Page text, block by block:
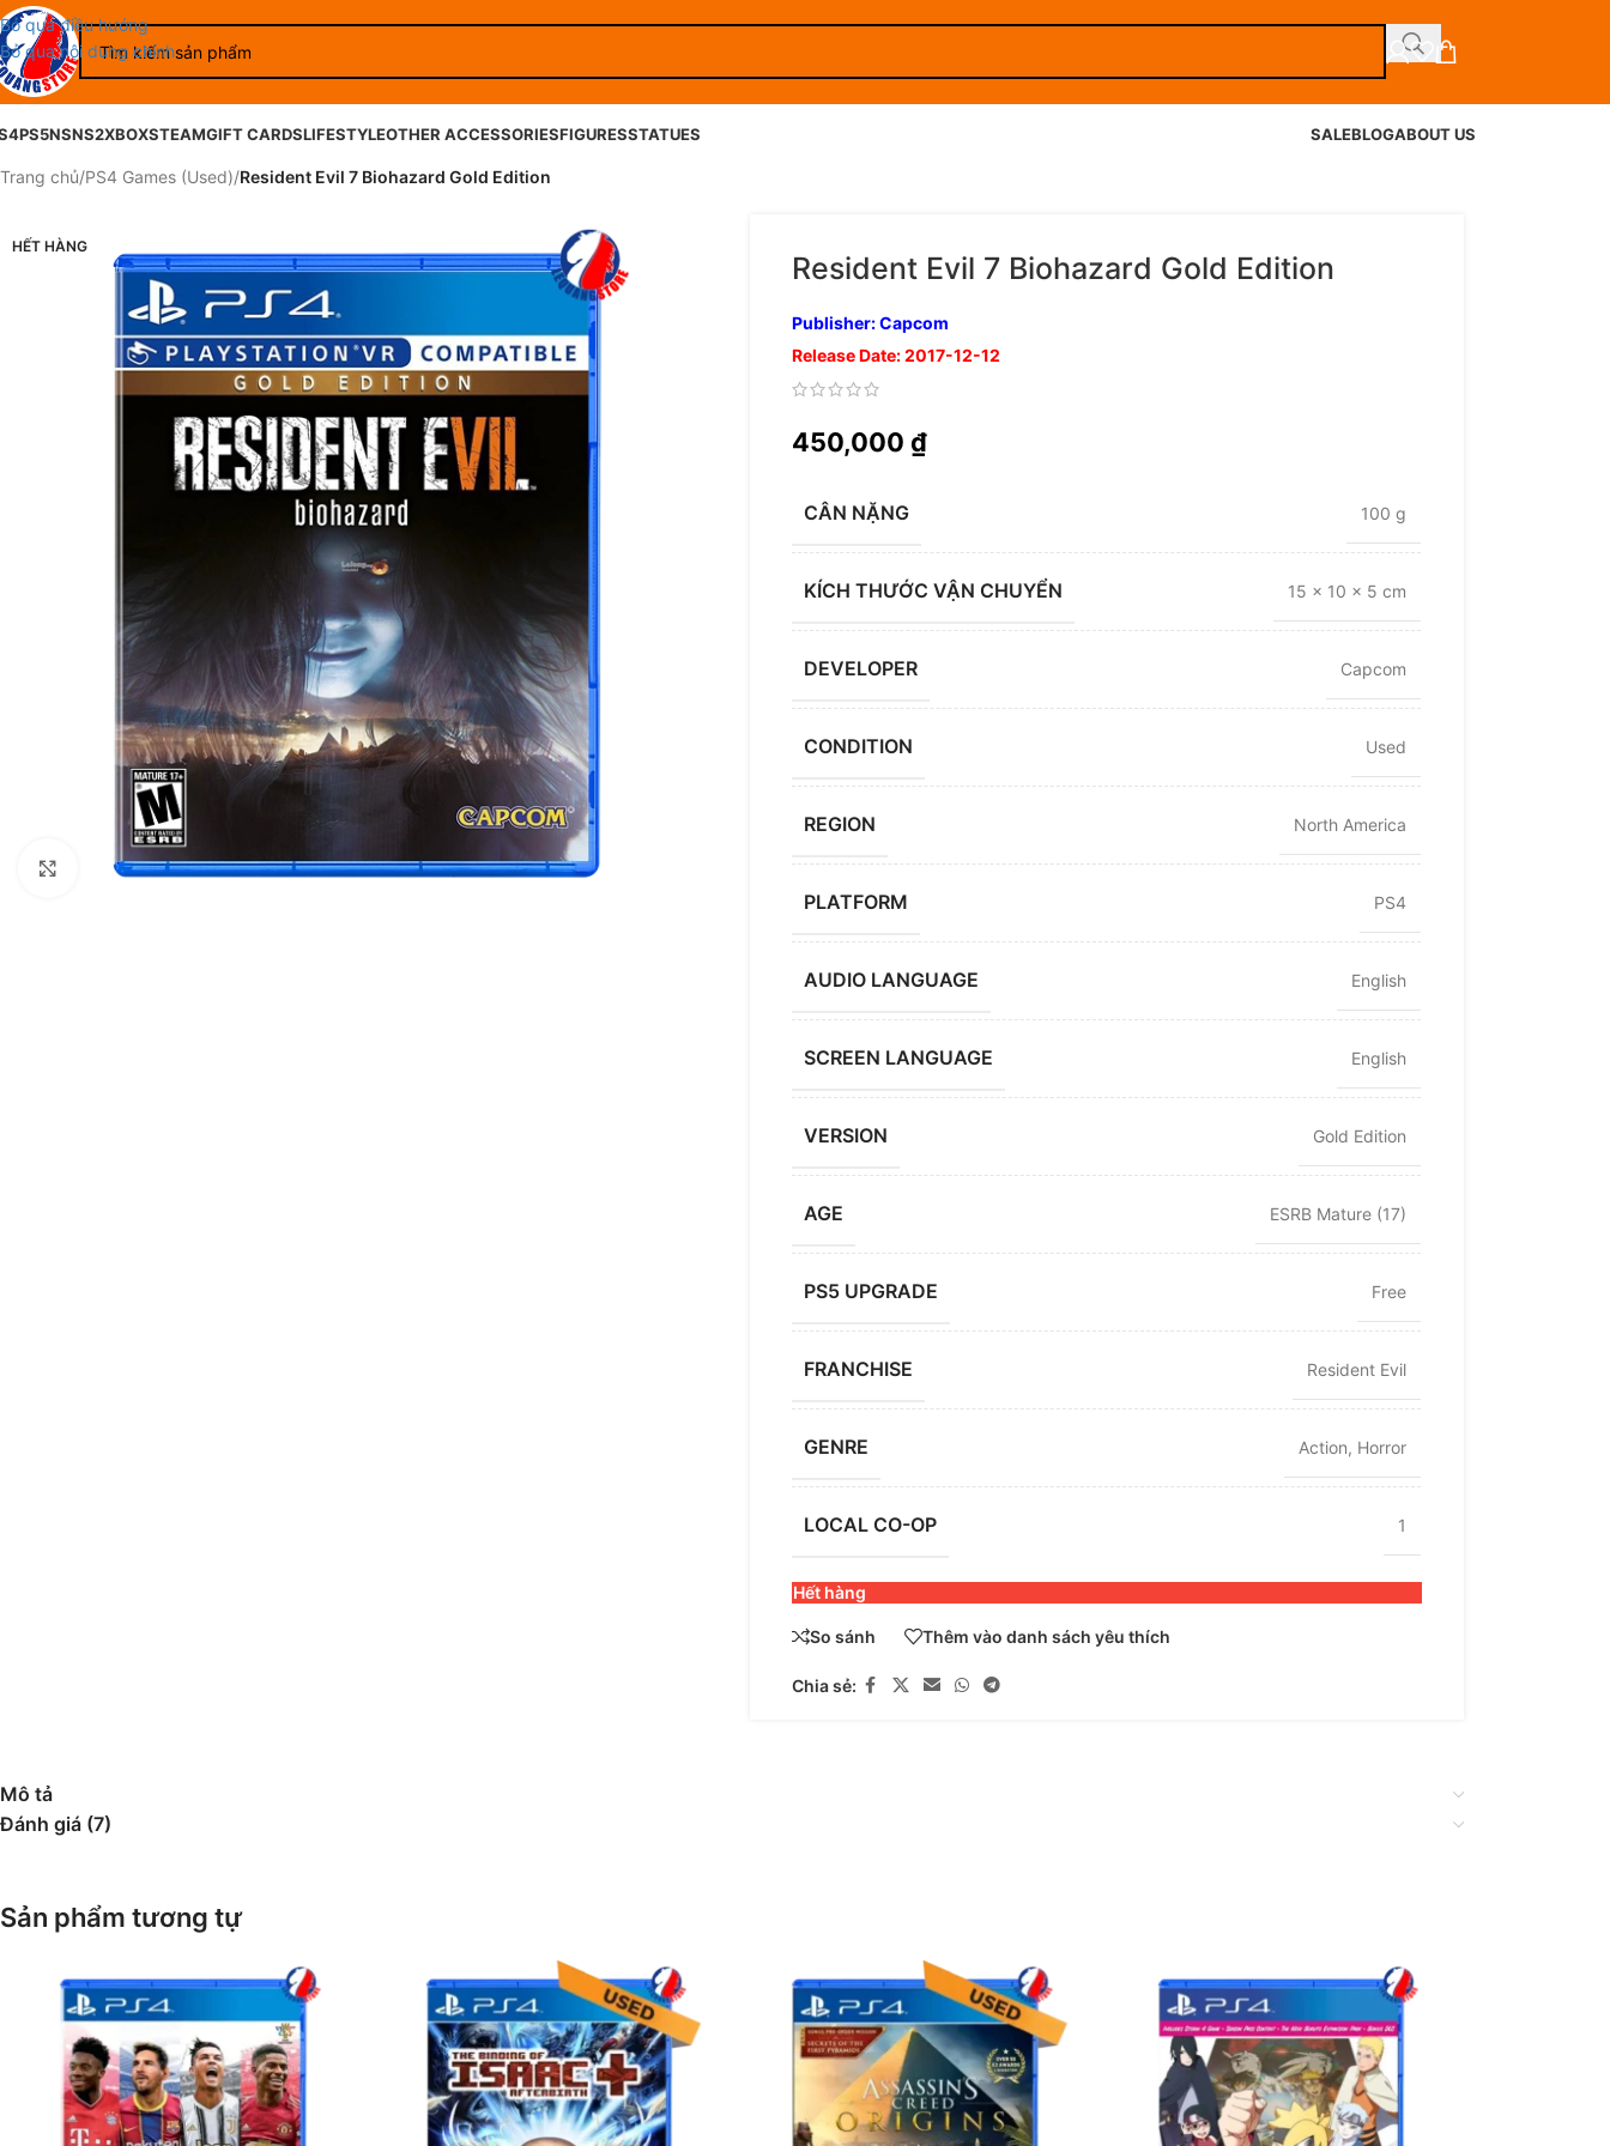
Bỏ qua điều hướng
Bỏ qua nội dung chính
PS5NSNS2XBOXSTEAMGIFT CARDSLIFESTYLEOTHER ACCESSORIESFIGURESSTATUES SALEBLOGABOUT US
Trang chủ/PS4 Games (Used)/Resident Evil 7 Biohazard Gold Edition
HẾT HÀNG
Nhấp để phóng to
Resident Evil 7 Biohazard Gold Edition
Publisher: Capcom
Release Date: 2017-12-12
450,000 ₫
CÂN NẶNG 100 g
KÍCH THƯỚC VẬN CHUYỂN 15 × 10 × 5 cm
DEVELOPER Capcom
CONDITION Used
REGION North America
PLATFORM PS4
AUDIO LANGUAGE English
SCREEN LANGUAGE English
VERSION Gold Edition
AGE ESRB Mature (17)
PS5 UPGRADE Free
FRANCHISE Resident Evil
GENRE Action, Horror
LOCAL CO-OP 1
Hết hàng
So sánh Thêm vào danh sách yêu thích
Chia sẻ:
Mô tả
Đánh giá (7)
Sản phẩm tương tự